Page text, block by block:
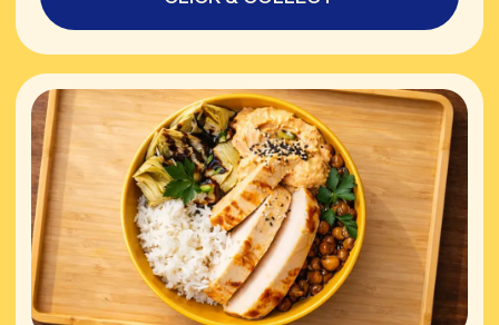
RAPIDE
Ici, pas de menu interminable ni d’attente
inutile. Tu choisis, tu commandes, tu
manges. Idéal quand tu n’as pas une
heure à perdre mais que tu refuses de
manger n’importe quoi.
HEALTHY